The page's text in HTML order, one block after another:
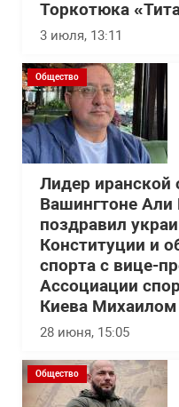
Торкотюка
3 июля, 13:11
Общество
Лидер иранской
Вашингтоне Али
поздравил
Конституции и
спорта с вице-
Ассоциации
Киева Михаилом
28 июня, 15:05
Общество